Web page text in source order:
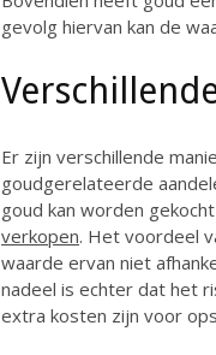
gevolg hiervan kan de
Er zijn verschillende
goudgerelateerde
goud kan worden
verkopen. Het voordeel
waarde ervan niet
nadeel is echter dat het
extra kosten zijn voor